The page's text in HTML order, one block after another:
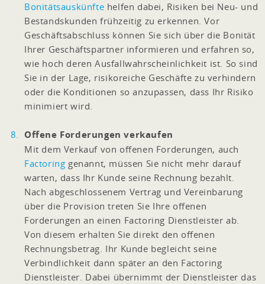
Bonitätsauskünfte helfen dabei, Risiken bei Neu- und
Bestandskunden frühzeitig zu erkennen. Vor
Geschäftsabschluss können Sie sich über die Bonität
Ihrer Geschäftspartner informieren und erfahren so,
wie hoch deren Ausfallwahrscheinlichkeit ist. So sind
Sie in der Lage, risikoreiche Geschäfte zu verhindern
oder die Konditionen so anzupassen, dass Ihr Risiko
minimiert wird.
Offene Forderungen verkaufen
Mit dem Verkauf von offenen Forderungen, auch
Factoring genannt, müssen Sie nicht mehr darauf
warten, dass Ihr Kunde seine Rechnung bezahlt.
Nach abgeschlossenem Vertrag und Vereinbarung
über die Provision treten Sie Ihre offenen
Forderungen an einen Factoring Dienstleister ab.
Von diesem erhalten Sie direkt den offenen
Rechnungsbetrag. Ihr Kunde begleicht seine
Verbindlichkeit dann später an den Factoring
Dienstleister. Dabei übernimmt der Dienstleister das